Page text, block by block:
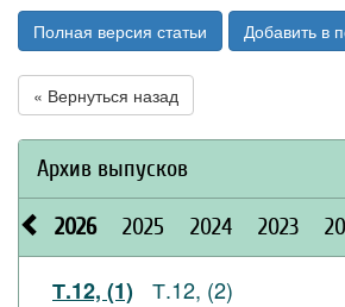
Полная версия статьи Добавить в
« Вернуться назад
Архив выпусков
2026 2025 2024 2023
Т.12, (1) Т.12, (2)